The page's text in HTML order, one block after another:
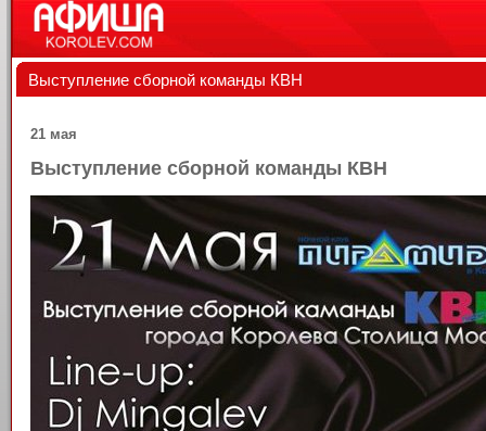
Выступление сборной команды КВН
21 мая
Выступление сборной команды КВН